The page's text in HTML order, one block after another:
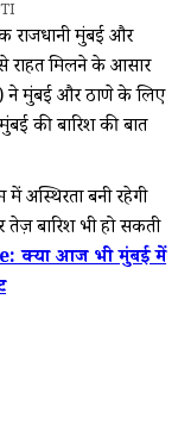
राजधानी मुंबई और
राहत मिलने के आसार
ने मुंबई और ठाणे के लिए
की बारिश की बात
अस्थिरता बनी रहेगी
बारिश भी हो सकती
क्या आज भी मुंबई में